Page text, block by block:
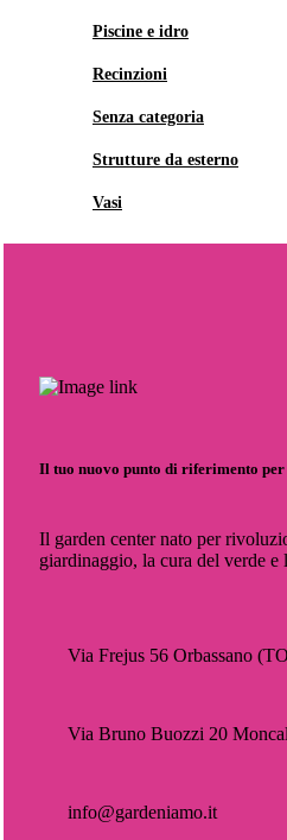
Piscine e idro
Recinzioni
Senza categoria
Strutture da esterno
Vasi
Il tuo nuovo punto di riferimento
Il garden center nato per
giardinaggio, la cura del verde e
Via Frejus 56 Orbassano
Via Bruno Buozzi 20
info@gardeniamo.it